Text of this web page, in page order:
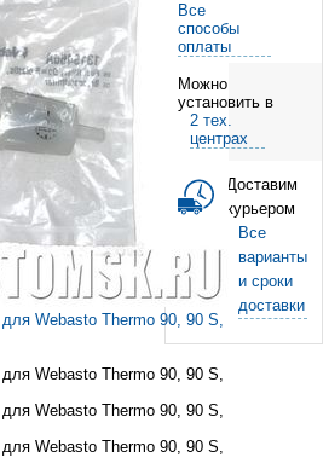
Все
способы
оплаты
Можно
установить в
2 тех.
центрах
Доставим
курьером
Все
варианты
и сроки
доставки